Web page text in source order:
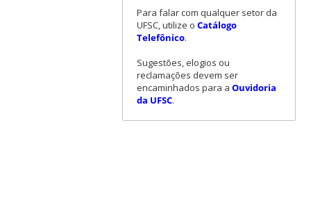
Para falar com qualquer setor da
UFSC, utilize o Catálogo
Telefônico.
Sugestões, elogios ou
reclamações devem ser
encaminhados para a Ouvidoria
da UFSC.